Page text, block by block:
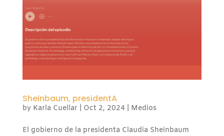
Sheinbaum, presidentA
by Karla Cuellar Oct 2, 2024| Medios
El gobierno de la presidenta Claudia Sheinbaum